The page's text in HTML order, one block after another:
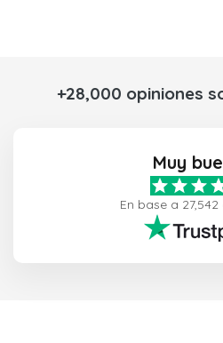
+28,000 opiniones
Muy
En base a